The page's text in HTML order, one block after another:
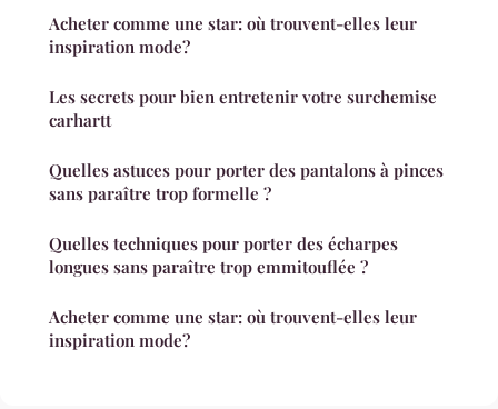
Acheter comme une star: où trouvent-elles leur
inspiration mode?
Les secrets pour bien entretenir votre surchemise
carhartt
Quelles astuces pour porter des pantalons à pinces
sans paraître trop formelle ?
Quelles techniques pour porter des écharpes
longues sans paraître trop emmitouflée ?
Acheter comme une star: où trouvent-elles leur
inspiration mode?